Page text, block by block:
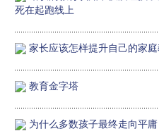
死在起跑线上
家长应该怎样提升自己的家
教育金字塔
为什么多数孩子最终走向平庸